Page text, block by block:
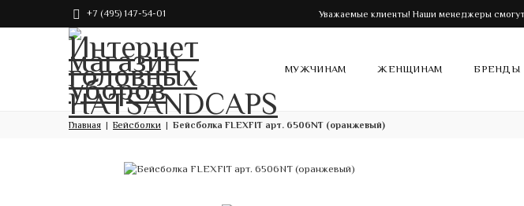
+7 (495) 147-54-01 Уважаемые клиенты! Наши менеджеры
МУЖЧИНАМ ЖЕНЩИНАМ БРЕНДЫ
Главная Бейсболки Бейсболка FLEXFIT арт. 6506NT (оранжевый)